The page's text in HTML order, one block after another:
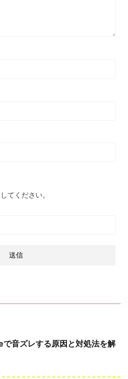
てください。
音ズレする原因と対処法を解